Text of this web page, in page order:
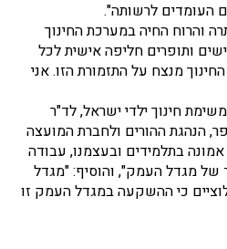
העומדים לרשותה".
והרוח החיה במערכת החינוך
ותופרים חליפה אישית לכל
מנצח על התזמורת הזו. אני
חינוך ילדי ישראל, לד"ר
הנהגת ההורים ולחברת המועצה
בתלמידים ובעצמנו, עבודה
של מגדל העמק", והוסיף: "מגדל
כי ההשקעה במגדל העמק זו